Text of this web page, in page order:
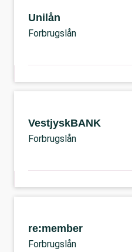
Unilån
Forbrugslån
VestjyskBANK
Forbrugslån
re:member
Forbrugslån